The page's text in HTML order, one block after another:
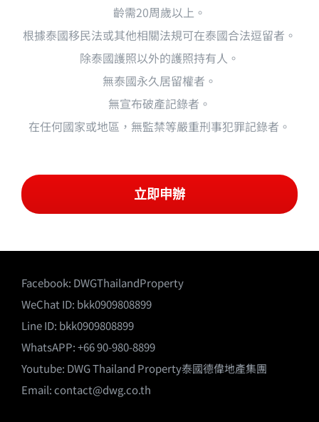
齡需20周歲以上。
根據泰國移民法或其他相關法規可在泰國合法逗留者。
除泰國護照以外的護照持有人。
無泰國永久居留權者。
無宣布破產記錄者。
在任何國家或地區，無監禁等嚴重刑事犯罪記錄者。
立即申辦
Facebook: DWGThailandProperty
WeChat ID: bkk0909808899
Line ID: bkk0909808899
WhatsAPP: +66 90-980-8899
Youtube: DWG Thailand Property泰國德偉地產集團
Email:contact@dwg.co.th